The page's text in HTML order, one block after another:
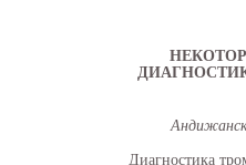
Диагностика